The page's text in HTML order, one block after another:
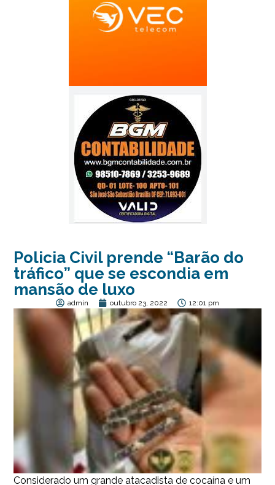
Policia Civil prende “Barão do
tráfico” que se escondia em
mansão de luxo
admin outubro 23, 2022 12:01 pm
Considerado um grande atacadista de cocaína e um